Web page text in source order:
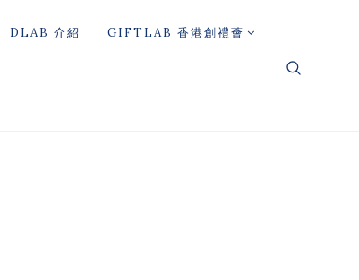
DLAB 介紹 GIFTLAB 香港創禮薈